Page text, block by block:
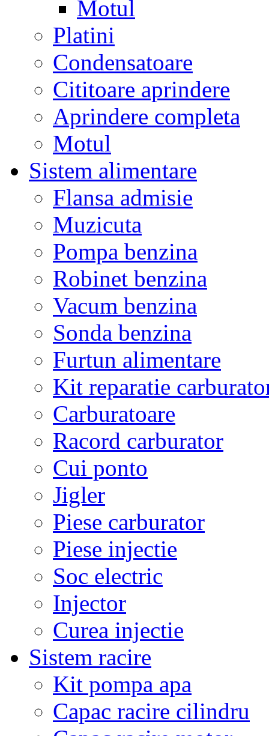
Motul
Platini
Condensatoare
Cititoare aprindere
Aprindere completa
Motul
Sistem alimentare
Flansa admisie
Muzicuta
Pompa benzina
Robinet benzina
Vacum benzina
Sonda benzina
Furtun alimentare
Kit reparatie
Carburatoare
Racord carburator
Cui ponto
Jigler
Piese carburator
Piese injectie
Soc electric
Injector
Curea injectie
Sistem racire
Kit pompa apa
Capac racire cilindru